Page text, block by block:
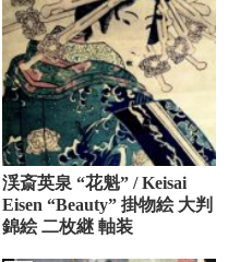
渓斎英泉 “花魁” / Keisai
Eisen “Beauty” 掛物絵 大判
錦絵 二枚継 軸装